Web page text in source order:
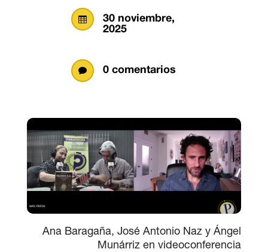

30 noviembre,
2025
 0 comentarios
Ana Baragaña, José Antonio Naz y Ángel
Munárriz en videoconferencia